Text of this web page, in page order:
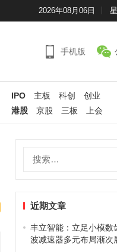
2026年08月06日
手机版
IPO 主板 科创
创业
港股
京股 三板 上会
近期文章
丰立智能：立足小模数
波减速器多元布局渐次